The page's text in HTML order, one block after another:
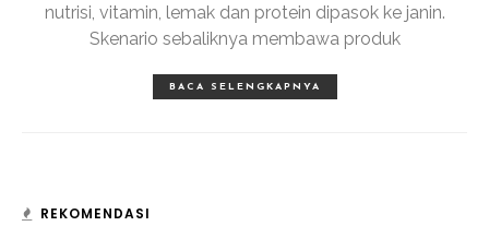
nutrisi, vitamin, lemak dan protein dipasok ke janin.
Skenario sebaliknya membawa produk
BACA SELENGKAPNYA
REKOMENDASI